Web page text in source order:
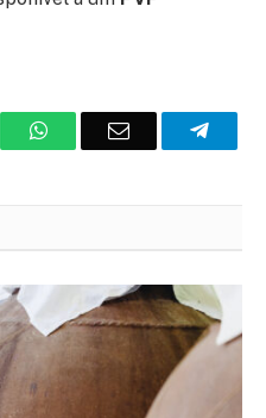
WhatsAppE-